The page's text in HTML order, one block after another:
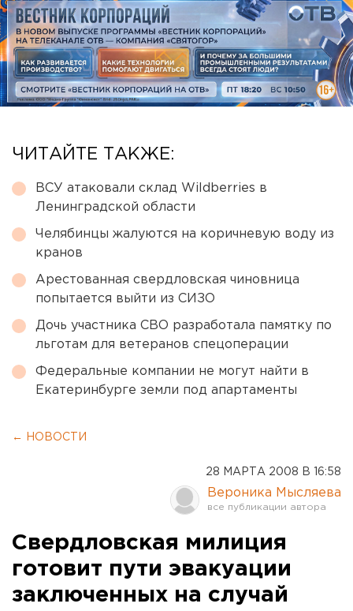
ЧИТАЙТЕ ТАКЖЕ:
ВСУ атаковали склад Wildberries в
Ленинградской области
Челябинцы жалуются на коричневую воду из
кранов
Арестованная свердловская чиновница
попытается выйти из СИЗО
Дочь участника СВО разработала памятку по
льготам для ветеранов спецоперации
Федеральные компании не могут найти в
Екатеринбурге земли под апартаменты
← НОВОСТИ
28 МАРТА 2008 В 16:58
Вероника Мысляева
Свердловская милиция
готовит пути эвакуации
заключенных на случай